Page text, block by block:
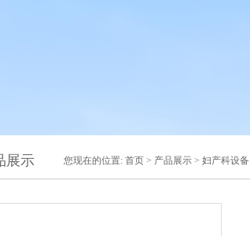
展示 您现在的位置: 首页 > 产品展示 > 妇产科设备